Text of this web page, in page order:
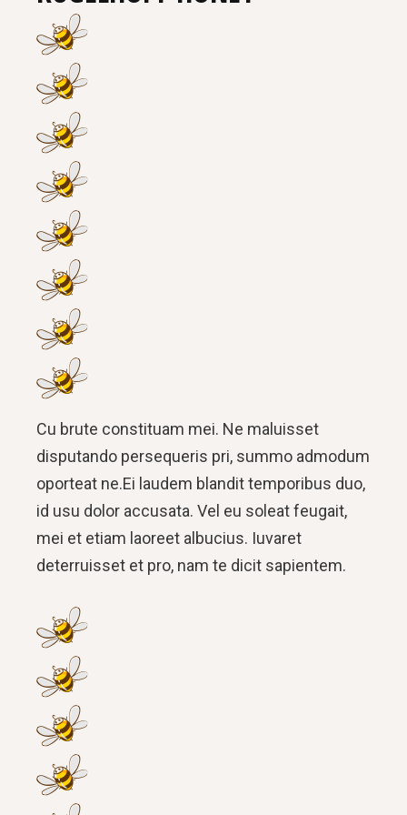
Cu brute constituam mei. Ne maluisset
disputando persequeris pri, summo admodum
oporteat ne.Ei laudem blandit temporibus duo,
id usu dolor accusata. Vel eu soleat feugait,
mei et etiam laoreet albucius. Iuvaret
deterruisset et pro, nam te dicit sapientem.